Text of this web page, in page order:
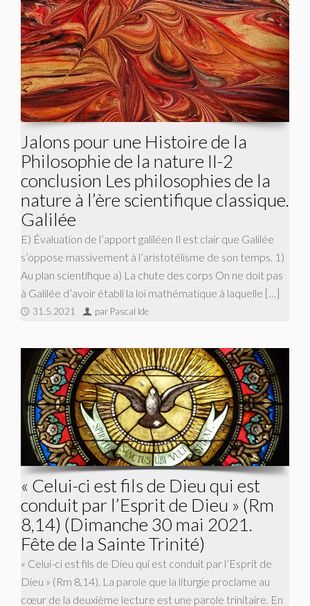
Jalons pour une Histoire de la
Philosophie de la nature II-2
conclusion Les philosophies de la
nature à l’ère scientifique classique.
Galilée
E) Évaluation de l’apport galiléen Il est clair que Galilée
s’oppose massivement à l’aristotélisme de son temps. 1)
Au plan scientifique a) La chute des corps On ne doit pas
à Galilée d’avoir établi la loi mathématique à laquelle […]
31.5.2021 par Pascal Ide
« Celui-ci est fils de Dieu qui est
conduit par l’Esprit de Dieu » (Rm
8,14) (Dimanche 30 mai 2021.
Fête de la Sainte Trinité)
« Celui-ci est fils de Dieu qui est conduit par l’Esprit de
Dieu » (Rm 8,14). La parole que la liturgie proclame au
cœur de la deuxième lecture est une parole trinitaire. En